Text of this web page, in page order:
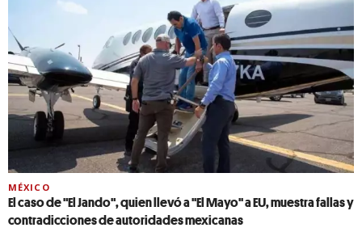
MÉXICO
El caso de "El Jando", quien llevó a ''El Mayo'' a EU, muestra fallas y
contradicciones de autoridades mexicanas